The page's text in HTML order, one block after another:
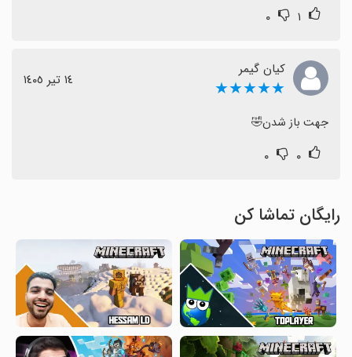
۱ ۰
کیان گیمر
★★★★★ ١٤ تیر ١٤٠٥
جهت باز شدن🤣
۰ ۰
رایگان تماشا کن